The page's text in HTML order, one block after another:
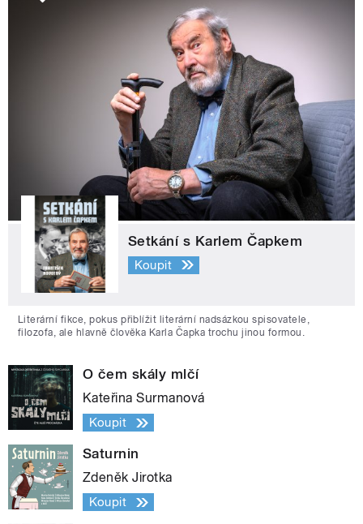
Setkání s Karlem Čapkem
Koupit
Literární fikce, pokus přiblížit literární nadsázkou spisovatele,
filozofa, ale hlavně člověka Karla Čapka trochu jinou formou.
O čem skály mlčí
Kateřina Surmanová
Koupit
Saturnin
Zdeněk Jirotka
Koupit